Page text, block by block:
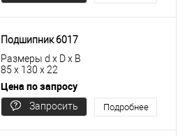
Подшипник 6017
Размеры d x D x B
85 x 130 x 22
Цена по запросу
Запросить
Подробнее